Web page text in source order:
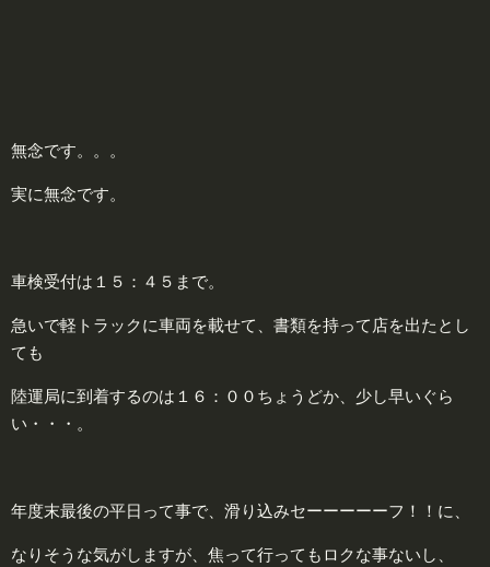
無念です。。。
実に無念です。
車検受付は１５：４５まで。
急いで軽トラックに車両を載せて、書類を持って店を出たとし
ても
陸運局に到着するのは１６：００ちょうどか、少し早いぐら
い・・・。
年度末最後の平日って事で、滑り込みセーーーーーフ！！に、
なりそうな気がしますが、焦って行ってもロクな事ないし、